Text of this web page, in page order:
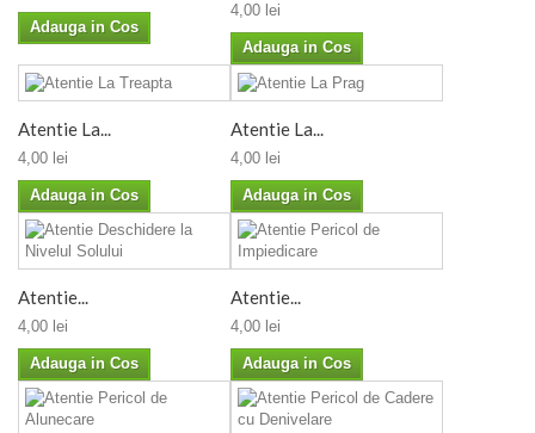
Adauga in Cos
4,00 lei
Adauga in Cos
Atentie La...
4,00 lei
Adauga in Cos
Atentie La...
4,00 lei
Adauga in Cos
Atentie...
4,00 lei
Adauga in Cos
Atentie...
4,00 lei
Adauga in Cos